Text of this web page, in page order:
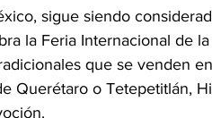
sigue siendo
la Feria Internacional de
que se venden
Querétaro o Tetepetitlán,